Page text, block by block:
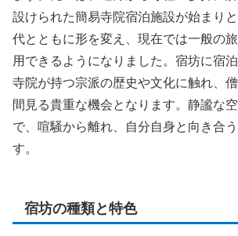
設けられた簡易寺院宿泊施設が始まり
代とともに形を変え、現在では一般の
用できるようになりました。宿坊に宿
寺院が持つ宗派の歴史や文化に触れ、
間見る貴重な機会となります。静謐な
で、喧騒から離れ、自分自身と向き合
す。
宿坊の種類と特色